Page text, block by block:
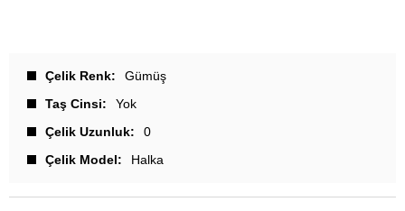
Çelik Renk
Gümüş
Taş Cinsi
Yok
Çelik Uzunluk
0
Çelik Model
Halka